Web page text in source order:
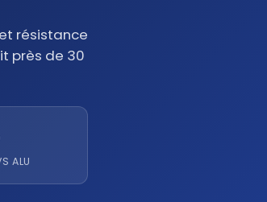
résistance
près de 30
ALU